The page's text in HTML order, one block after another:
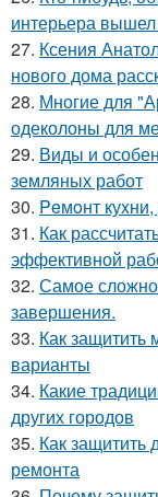
интерьера
27. Ксения
нового дома
28. Многие для
одеколоны для
29. Виды и
земляных работ
30. Peмoнт
31. Как
эффективной
32. Самое
завершения.
33. Как
варианты
34. Какие
других городов
35. Как защитить
ремонта